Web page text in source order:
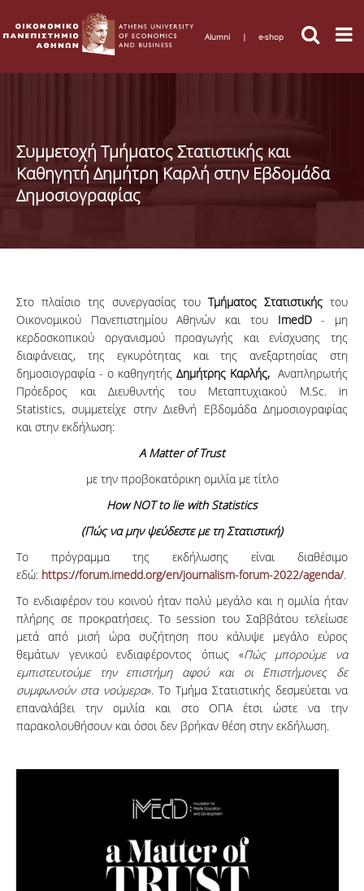
Alumni | e-shop
Συμμετοχή Τμήματος Στατιστικής και
Καθηγητή Δημήτρη Καρλή στην Εβδομάδα
Δημοσιογραφίας
Στο πλαίσιο της συνεργασίας τουΤμήματος Στατιστικής του
Οικονομικού Πανεπιστημίου Αθηνών και του ImedD- μη
κερδοσκοπικού oργανισμού προαγωγής και ενίσχυσης της
διαφάνειας, της εγκυρότητας και της ανεξαρτησίας στη
δημοσιογραφία - ο καθηγητής Δημήτρης Καρλής, Αναπληρωτής
Πρόεδρος και Διευθυντής του Μεταπτυχιακού M.Sc. in
Statistics, συμμετείχε στην Διεθνή Εβδομάδα Δημοσιογραφίας
και στην εκδήλωση:
A MatterofTrust
με την προβοκατόρικη ομιλία με τίτλο
How NOT to lie with Statistics
(Πώς να μην ψεύδεστε με τη Στατιστική)
Το πρόγραμμα της εκδήλωσης είναι διαθέσιμο
εδώ: https://forum.imedd.org/en/journalism-forum-2022/agenda/.
Το ενδιαφέρον του κοινού ήταν πολύ μεγάλο και η ομιλία ήταν
πλήρης σε προκρατήσεις. Το session του Σαββάτου τελείωσε
μετά από μισή ώρα συζήτηση που κάλυψε μεγάλο εύρος
θεμάτων γενικού ενδιαφέροντος όπως «Πώς μπορούμε να
εμπιστευτούμε την επιστήμη αφού και οι Επιστήμονες δε
συμφωνούν στα νούμερα». Το Τμήμα Στατιστικής δεσμεύεται να
επαναλάβει την ομιλία και στο ΟΠΑ έτσι ώστε να την
παρακολουθήσουν και όσοι δεν βρήκαν θέση στην εκδήλωση.